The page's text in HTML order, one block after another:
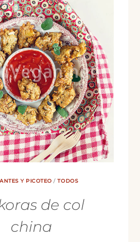
CHUTNEY
DE
TAMARINDO
Y PICOTEO /TODOS
de col
china